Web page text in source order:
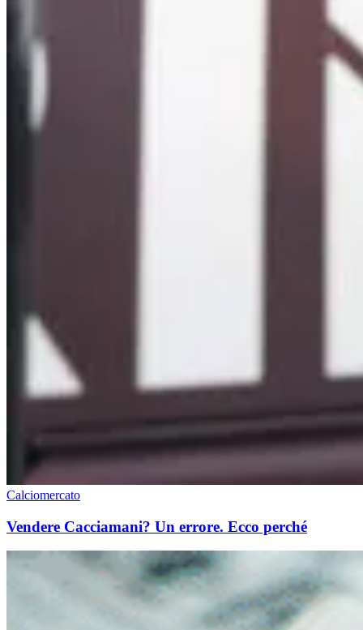
Calciomercato
Vendere Cacciamani? Un errore. Ecco perché